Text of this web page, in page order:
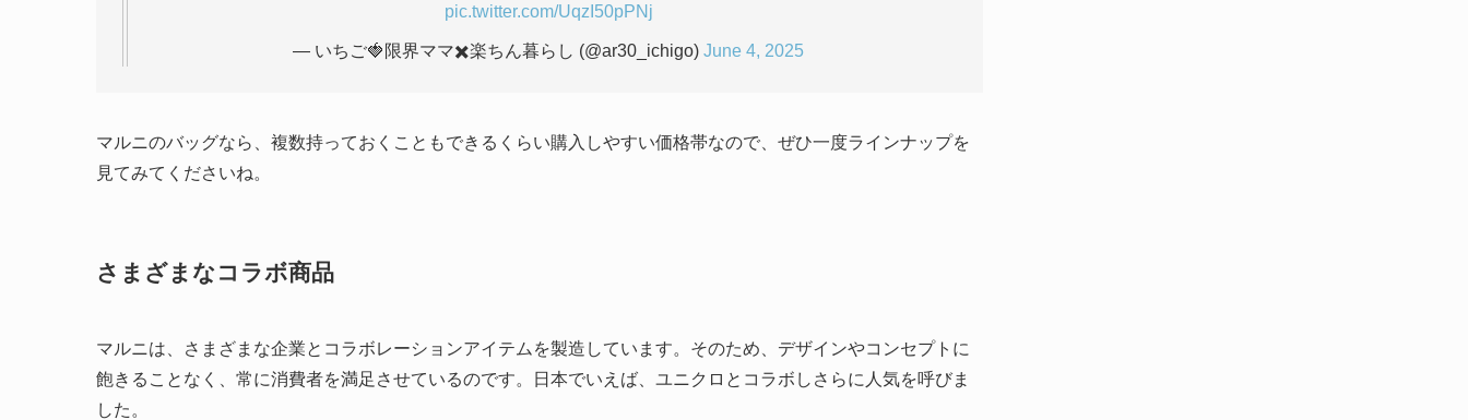
pic.twitter.com/UqzI50pPNj
— いちご🍓限界ママ✖️楽ちん暮らし (@ar30_ichigo) June 4, 2025
マルニのバッグなら、複数持っておくこともできるくらい購入しやすい価格帯なので、ぜひ一度ラインナップを
見てみてくださいね。
さまざまなコラボ商品
マルニは、さまざまな企業とコラボレーションアイテムを製造しています。そのため、デザインやコンセプトに
飽きることなく、常に消費者を満足させているのです。日本でいえば、ユニクロとコラボしさらに人気を呼びま
した。